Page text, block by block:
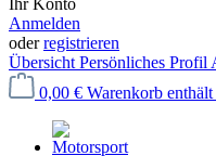
Ihr Konto
Anmelden
oderregistrieren
Übersicht Persönliches Profil
0,00 € Warenkorb